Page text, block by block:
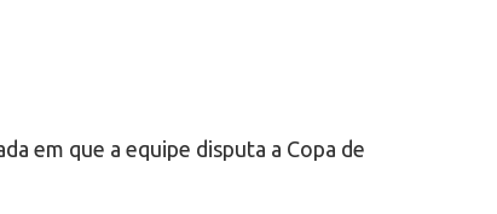
em que a equipe disputa a Copa de